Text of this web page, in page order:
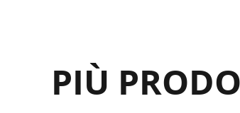
PIÙ